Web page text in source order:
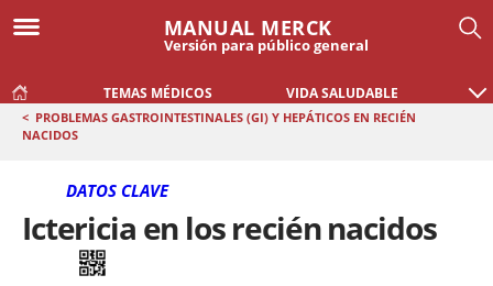
MANUAL MERCK
Versión para público general
TEMAS MÉDICOS VIDA SALUDABLE
< PROBLEMAS GASTROINTESTINALES (GI) Y HEPÁTICOS EN RECIÉN
NACIDOS
DATOS CLAVE
Ictericia en los recién nacidos